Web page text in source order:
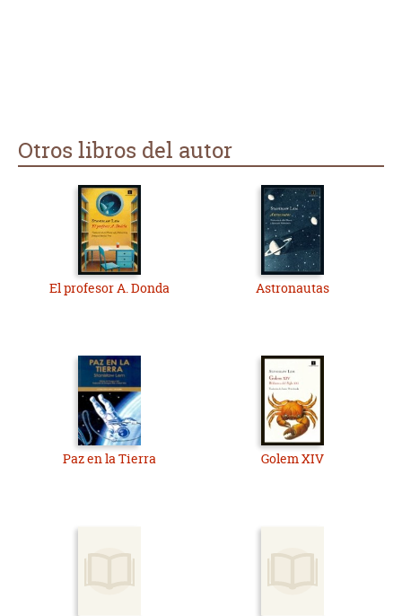
Otros libros del autor
El profesor A. Donda Astronautas
Paz en la Tierra Golem XIV